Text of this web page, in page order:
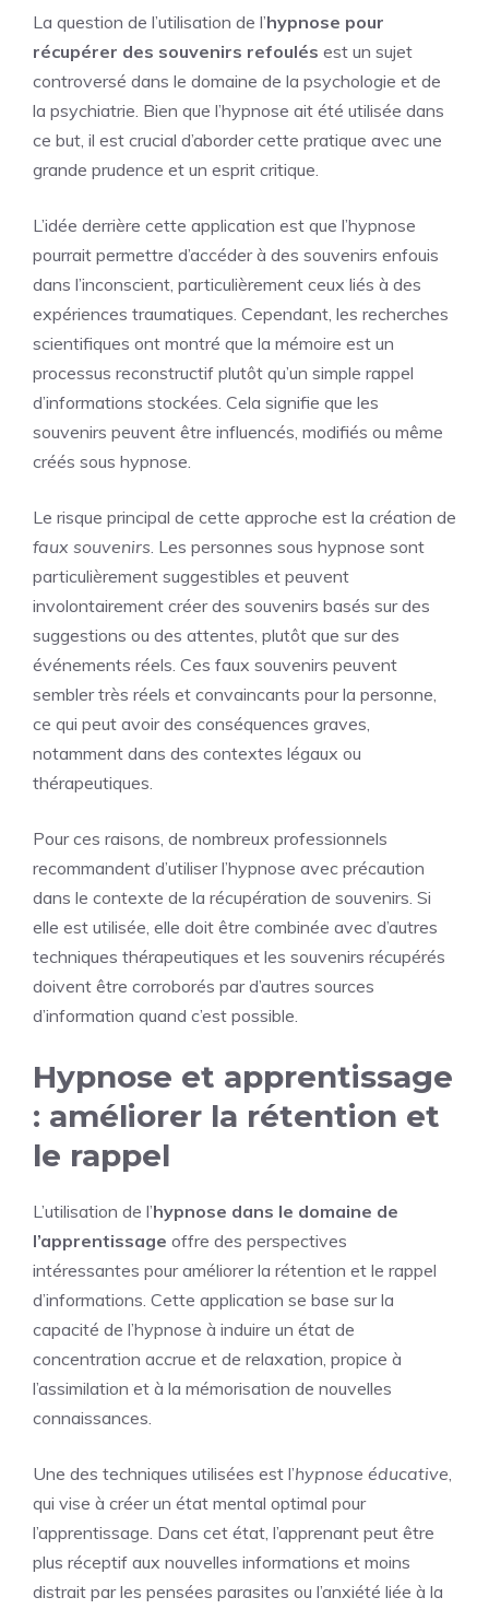
La question de l’utilisation de l’hypnose pour
récupérer des souvenirs refoulés est un sujet
controversé dans le domaine de la psychologie et de
la psychiatrie. Bien que l’hypnose ait été utilisée dans
ce but, il est crucial d’aborder cette pratique avec une
grande prudence et un esprit critique.
L’idée derrière cette application est que l’hypnose
pourrait permettre d’accéder à des souvenirs enfouis
dans l’inconscient, particulièrement ceux liés à des
expériences traumatiques. Cependant, les recherches
scientifiques ont montré que la mémoire est un
processus reconstructif plutôt qu’un simple rappel
d’informations stockées. Cela signifie que les
souvenirs peuvent être influencés, modifiés ou même
créés sous hypnose.
Le risque principal de cette approche est la création de
faux souvenirs. Les personnes sous hypnose sont
particulièrement suggestibles et peuvent
involontairement créer des souvenirs basés sur des
suggestions ou des attentes, plutôt que sur des
événements réels. Ces faux souvenirs peuvent
sembler très réels et convaincants pour la personne,
ce qui peut avoir des conséquences graves,
notamment dans des contextes légaux ou
thérapeutiques.
Pour ces raisons, de nombreux professionnels
recommandent d’utiliser l’hypnose avec précaution
dans le contexte de la récupération de souvenirs. Si
elle est utilisée, elle doit être combinée avec d’autres
techniques thérapeutiques et les souvenirs récupérés
doivent être corroborés par d’autres sources
d’information quand c’est possible.
Hypnose et apprentissage
: améliorer la rétention et
le rappel
L’utilisation de l’hypnose dans le domaine de
l’apprentissage offre des perspectives
intéressantes pour améliorer la rétention et le rappel
d’informations. Cette application se base sur la
capacité de l’hypnose à induire un état de
concentration accrue et de relaxation, propice à
l’assimilation et à la mémorisation de nouvelles
connaissances.
Une des techniques utilisées est l’hypnose éducative,
qui vise à créer un état mental optimal pour
l’apprentissage. Dans cet état, l’apprenant peut être
plus réceptif aux nouvelles informations et moins
distrait par les pensées parasites ou l’anxiété liée à la